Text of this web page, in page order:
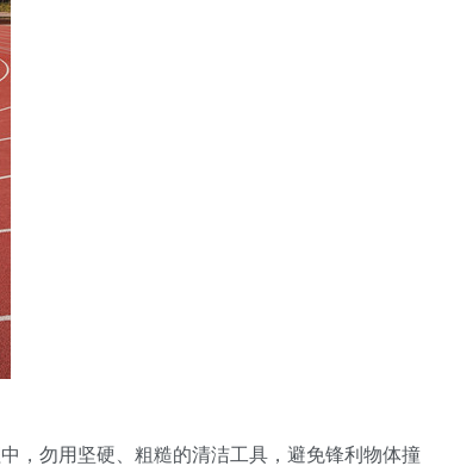
，勿用坚硬、粗糙的清洁工具，避免锋利物体撞